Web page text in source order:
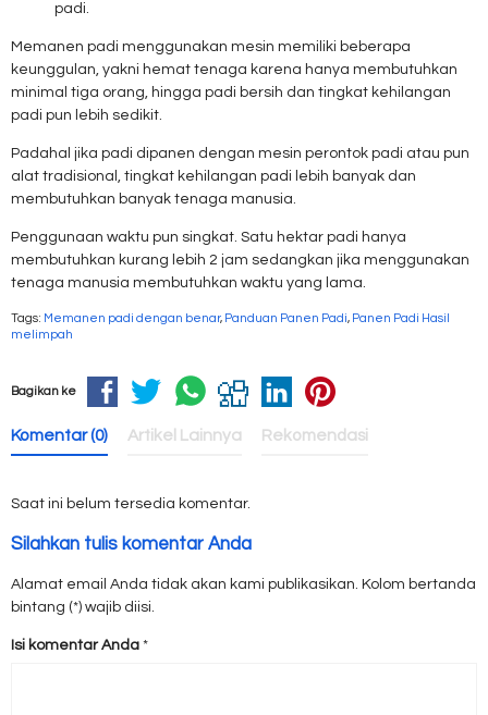
padi.
Memanen padi menggunakan mesin memiliki beberapa
keunggulan, yakni hemat tenaga karena hanya membutuhkan
minimal tiga orang, hingga padi bersih dan tingkat kehilangan
padi pun lebih sedikit.
Padahal jika padi dipanen dengan mesin perontok padi atau pun
alat tradisional, tingkat kehilangan padi lebih banyak dan
membutuhkan banyak tenaga manusia.
Penggunaan waktu pun singkat. Satu hektar padi hanya
membutuhkan kurang lebih 2 jam sedangkan jika menggunakan
tenaga manusia membutuhkan waktu yang lama.
Tags: Memanen padi dengan benar, Panduan Panen Padi, Panen Padi Hasil
melimpah
Bagikan ke
Komentar (0) Artikel Lainnya Rekomendasi
Saat ini belum tersedia komentar.
Silahkan tulis komentar Anda
Alamat email Anda tidak akan kami publikasikan. Kolom bertanda
bintang (*) wajib diisi.
Isi komentar Anda *